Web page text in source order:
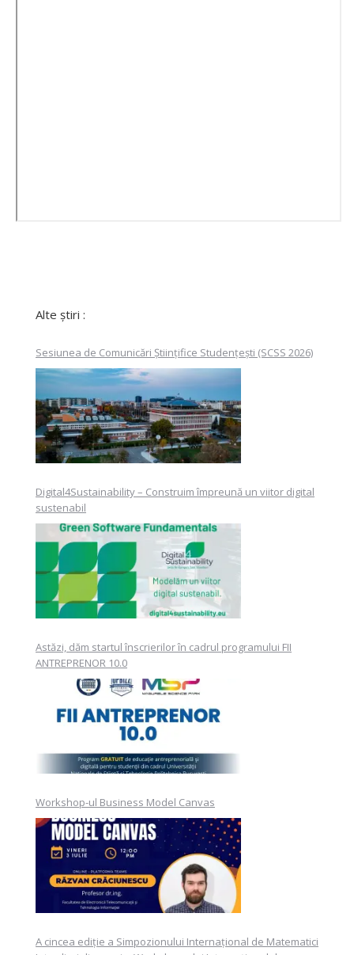
Alte știri :
Sesiunea de Comunicări Științifice Studențești (SCSS 2026)
Digital4Sustainability – Construim împreună un viitor digital
sustenabil
Astăzi, dăm startul înscrierilor în cadrul programului FII
ANTREPRENOR 10.0
Workshop-ul Business Model Canvas
A cincea ediție a Simpozionului Internațional de Matematici